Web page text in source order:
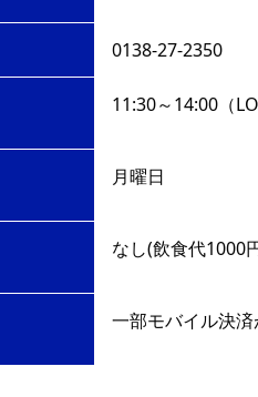
0138-27-2350
11:30～14:00（
月曜日
なし(飲食代1000
一部モバイル決